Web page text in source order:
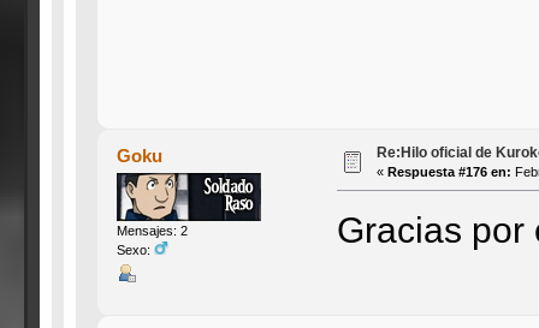
Goku
Mensajes: 2
Sexo:
Re:Hilo oficial de
« Respuesta #176 en:
Gracias por